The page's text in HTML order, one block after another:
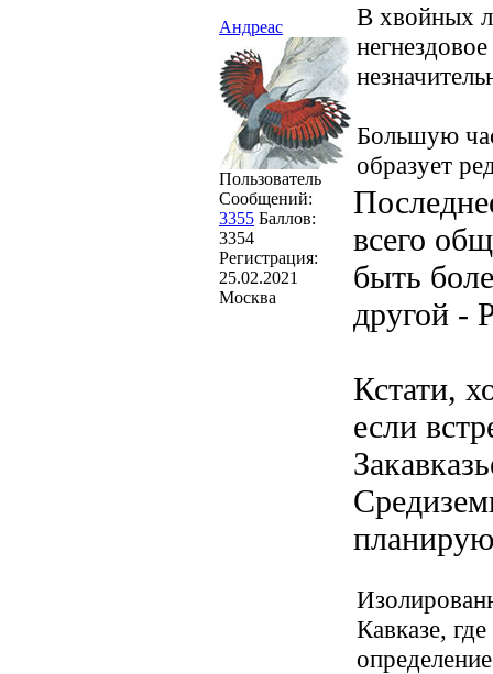
Андреас
Пользователь
Сообщений:
3355 Баллов:
3354
Регистрация:
25.02.2021
Москва
В хвойных
Большую
образует
всего
быть
другой -
Кстати,
если
Кавказе,